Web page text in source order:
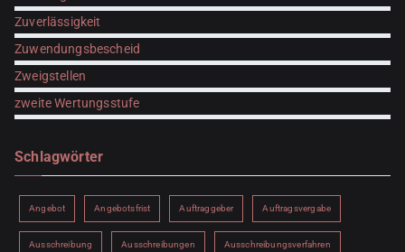
Zuverlässigkeit
Zuwendungsbescheid
Zweigstellen
zweite Wertungsstufe
Schlagwörter
Angebot Angebotsfrist Auftraggeber Auftragsvergabe
Ausschreibung Ausschreibungen Ausschreibungsverfahren